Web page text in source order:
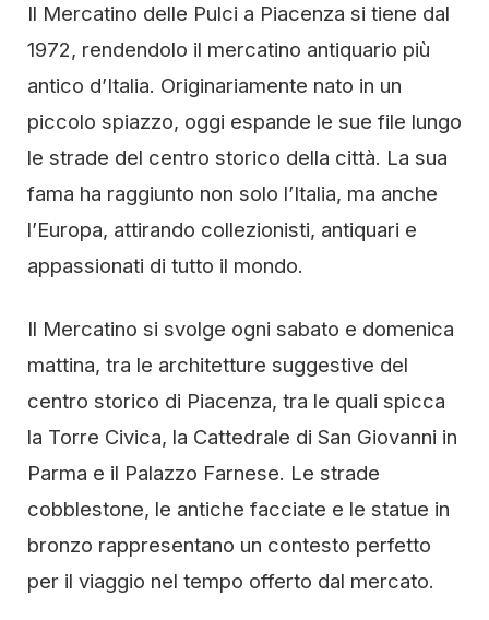
Il Mercatino delle Pulci a Piacenza si tiene dal
1972, rendendolo il mercatino antiquario più
antico d’Italia. Originariamente nato in un
piccolo spiazzo, oggi espande le sue file lungo
le strade del centro storico della città. La sua
fama ha raggiunto non solo l’Italia, ma anche
l’Europa, attirando collezionisti, antiquari e
appassionati di tutto il mondo.
Il Mercatino si svolge ogni sabato e domenica
mattina, tra le architetture suggestive del
centro storico di Piacenza, tra le quali spicca
la Torre Civica, la Cattedrale di San Giovanni in
Parma e il Palazzo Farnese. Le strade
cobblestone, le antiche facciate e le statue in
bronzo rappresentano un contesto perfetto
per il viaggio nel tempo offerto dal mercato.